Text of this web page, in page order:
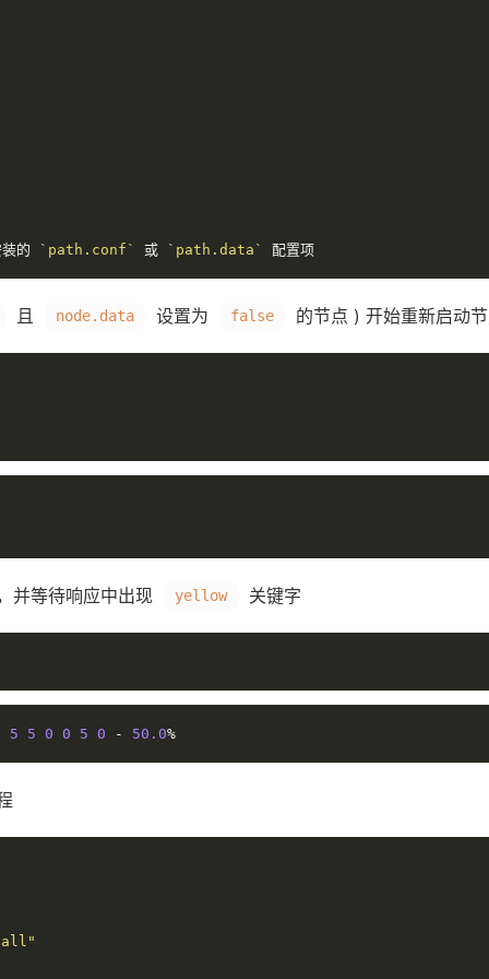
的 `path.conf` 或 `path.data` 配置项
且 node.data 设置为 false 的节点 ) 开始重新启动
并等待响应中出现 yellow 关键字
5 5 0 0 5 0 - 50.0%